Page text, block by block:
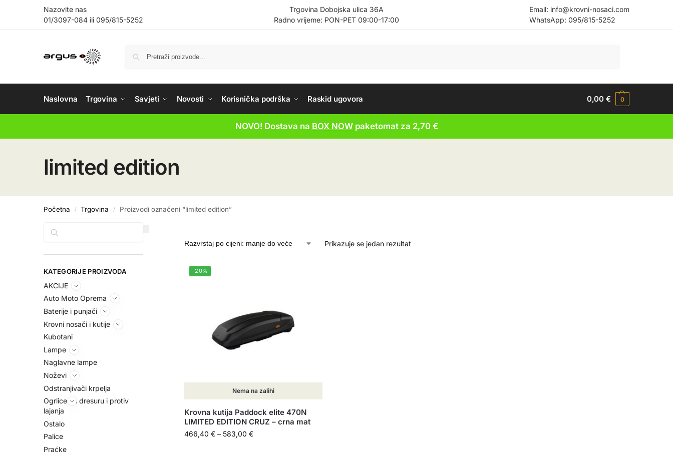
Nazovite nas
01/3097-084 ili 095/815-5252
Trgovina Dobojska ulica 36A
Radno vrijeme: PON-PET 09:00-17:00
Email: info@krovni-nosaci.com
WhatsApp: 095/815-5252
Naslovna Trgovina Savjeti Novosti Korisnička podrška Raskid ugovora 0,00€ 0
NOVO! Dostava na BOX NOWpaketomat za 2,70 €
limited edition
Početna / Trgovina / Proizvodi označeni “limited edition”
Prikazuje se jedan rezultat
-20%
Nema na zalihi
Krovna kutija Paddock elite 470N
LIMITED EDITION CRUZ – crna mat
466,40 € – 583,00 €
KATEGORIJE PROIZVODA
AKCIJE
Auto Moto Oprema
Baterije i punjači
Krovni nosači i kutije
Kubotani
Lampe
Naglavne lampe
Noževi
Odstranjivači krpelja
Ogrlice za dresuru i protiv
lajanja
Ostalo
Palice
Praćke